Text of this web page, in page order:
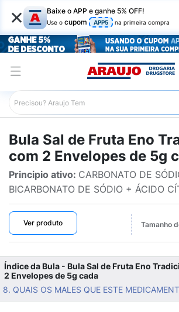
× Baixe o APP e ganhe 5% OFF!
Use o cupom APP5 na primeira compra
Araujo Bulário Araujo Sal de
Bula Sal de Fruta Eno
com 2 Envelopes de 5g
Principio ativo: CARBONATO DE
BICARBONATO DE SÓDIO + ÁCIDO
Ver produto Tamanho
Índice da Bula - Bula Sal de Fruta Eno
2 Envelopes de 5g cada
8. QUAIS OS MALES QUE ESTE